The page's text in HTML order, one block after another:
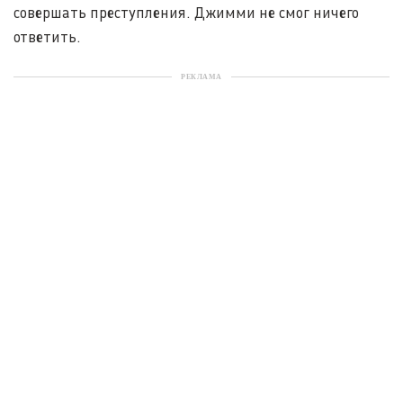
совершать преступления. Джимми не смог ничего
ответить.
РЕКЛАМА